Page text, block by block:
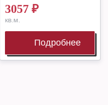
3057 ₽
кв.м.
Подробнее